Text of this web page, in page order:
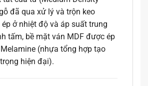
đã qua xử lý và trộn keo
ở nhiệt độ và áp suất trung
tấm, bề mặt ván MDF được ép
(nhựa tổng hợp tạo
hiện đại).